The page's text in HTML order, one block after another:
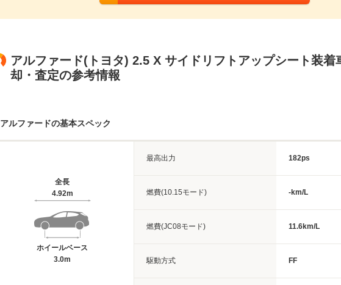
アルファード(トヨタ) 2.5 X サイドリフトアップシート装着
却・査定の参考情報
アルファードの基本スペック
全長
4.92m
ホイールベース
3.0m
最高出力 182ps
燃費(10.15モード) -km/L
燃費(JC08モード) 11.6km/L
駆動方式 FF